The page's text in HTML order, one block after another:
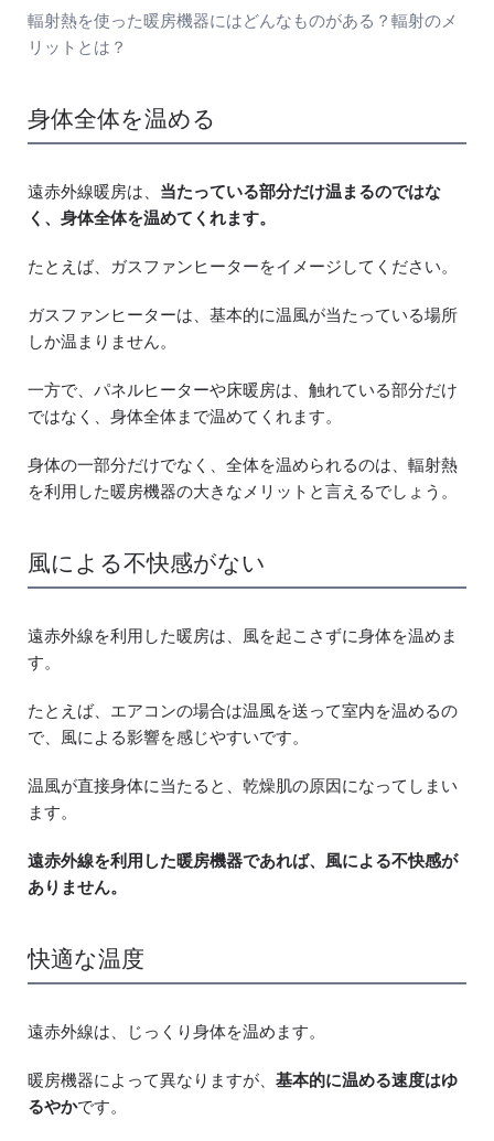
輻射熱を使った暖房機器にはどんなものがある？輻射のメ
リットとは？
身体全体を温める
遠赤外線暖房は、 当たっている部分だけ温まるのではな
く、身体全体を温めてくれます。
たとえば、ガスファンヒーターをイメージしてください。
ガスファンヒーターは、基本的に温風が当たっている場所
しか温まりません。
一方で、パネルヒーターや床暖房は、触れている部分だけ
ではなく、身体全体まで温めてくれます。
身体の一部分だけでなく、全体を温められるのは、輻射熱
を利用した暖房機器の大きなメリットと言えるでしょう。
風による不快感がない
遠赤外線を利用した暖房は、風を起こさずに身体を温めま
す。
たとえば、エアコンの場合は温風を送って室内を温めるの
で、風による影響を感じやすいです。
温風が直接身体に当たると、乾燥肌の原因になってしまい
ます。
遠赤外線を利用した暖房機器であれば、風による不快感が
ありません。
快適な温度
遠赤外線は、じっくり身体を温めます。
暖房機器によって異なりますが、 基本的に温める速度はゆ
るやかです。